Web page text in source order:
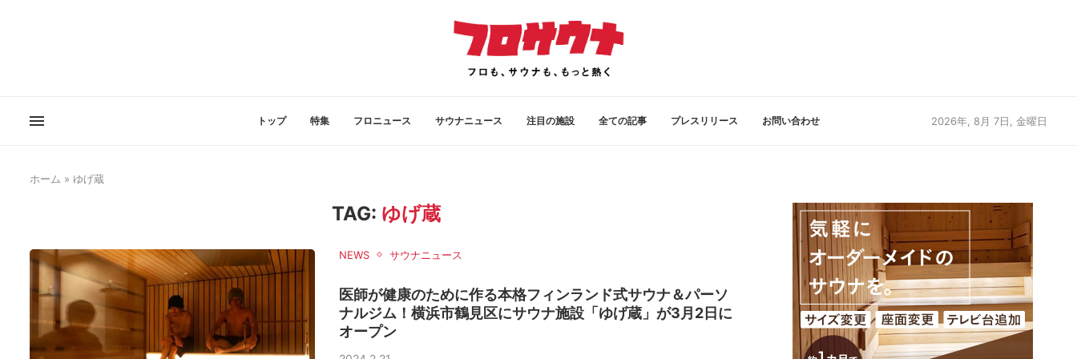
トップ 特集 フロニュース サウナニュース 注目の施設 全ての記事 プレスリリース お問い合わせ 2026年, 8月 7日, 金曜日
ホーム » ゆげ蔵
TAG: ゆげ蔵
NEWS サウナニュース
医師が健康のために作る本格フィンランド式サウナ＆パーソ
ナルジム！横浜市鶴見区にサウナ施設「ゆげ蔵」が3月2日に
オープン